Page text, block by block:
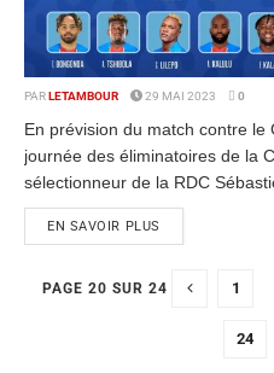
PAR LETAMBOUR 29 MAI 2023 0
En prévision du match contre
journée des éliminatoires de la
sélectionneur de la RDC
EN SAVOIR PLUS
PAGE 20 SUR 24 1
24